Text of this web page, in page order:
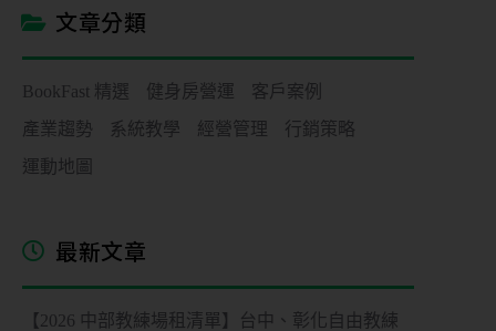
文章分類
BookFast 精選 健身房營運
客戶案例
產業趨勢
系統教學 經營管理
行銷策略
運動地圖
最新文章
【2026 中部教練場租清單】台中、彰化自由教練多